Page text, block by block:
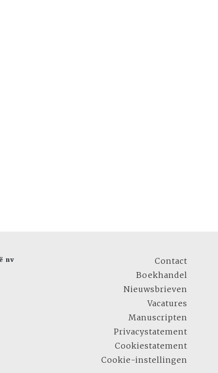
nv
Contact
Boekhandel
Nieuwsbrieven
Vacatures
Manuscripten
Privacystatement
Cookiestatement
Cookie-instellingen